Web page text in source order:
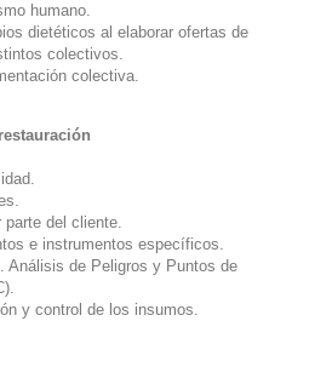
humano.
dietéticos al elaborar ofertas de
colectivos.
colectiva.
parte del cliente.
e instrumentos específicos.
Análisis de Peligros y Puntos de
y control de los insumos.